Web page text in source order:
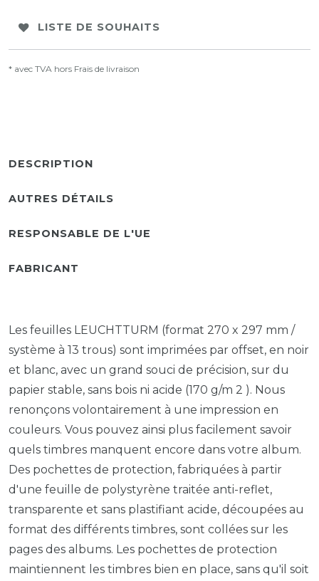
LISTE DE SOUHAITS
* avec TVA hors Frais de livraison
DESCRIPTION
AUTRES DÉTAILS
RESPONSABLE DE L'UE
FABRICANT
Les feuilles LEUCHTTURM (format 270 x 297 mm /
système à 13 trous) sont imprimées par offset, en noir
et blanc, avec un grand souci de précision, sur du
papier stable, sans bois ni acide (170 g/m 2 ). Nous
renonçons volontairement à une impression en
couleurs. Vous pouvez ainsi plus facilement savoir
quels timbres manquent encore dans votre album.
Des pochettes de protection, fabriquées à partir
d'une feuille de polystyrène traitée anti-reflet,
transparente et sans plastifiant acide, découpées au
format des différents timbres, sont collées sur les
pages des albums. Les pochettes de protection
maintiennent les timbres bien en place, sans qu'il soit